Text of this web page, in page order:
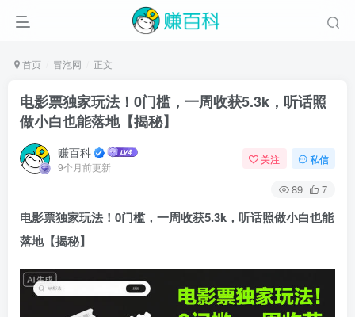
首页 冒泡网 正文
电影票独家玩法！0门槛，一周收获5.3k，听话照
做小白也能落地【揭秘】
赚百科
9个月前更新
关注 私信
89 7
电影票独家玩法！0门槛，一周收获5.3k，听话照做小白也能
落地【揭秘】